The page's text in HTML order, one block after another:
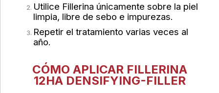
Utilice Fillerina únicamente sobre la piel
limpia, libre de sebo e impurezas.
Repetir el tratamiento varias veces al
año.
CÓMO APLICAR FILLERINA
12HA DENSIFYING-FILLER